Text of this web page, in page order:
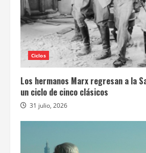
Ciclos
Los hermanos Marx regresan a la
un ciclo de cinco clásicos
31 julio, 2026